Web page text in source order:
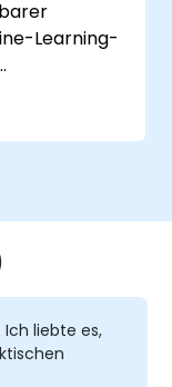
Learning-
verteilten
liebte es,